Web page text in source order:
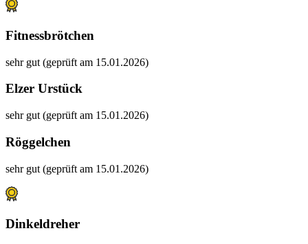
Fitnessbrötchen
sehr gut (geprüft am 15.01.2026)
Elzer Urstück
sehr gut (geprüft am 15.01.2026)
Röggelchen
sehr gut (geprüft am 15.01.2026)
Dinkeldreher